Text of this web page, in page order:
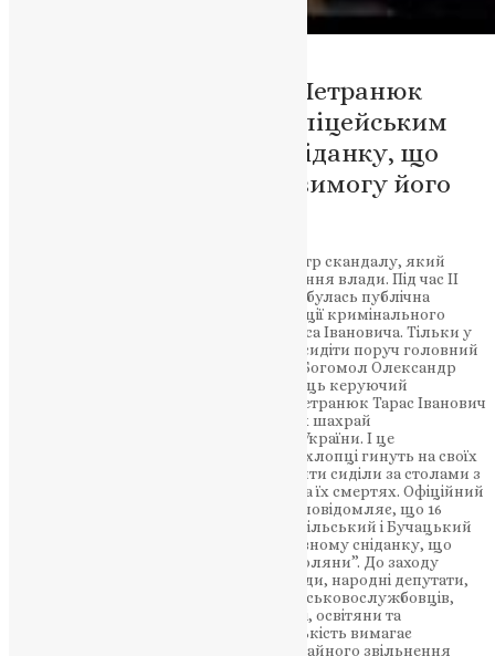
Керівник єпархії Тарас Петранюк
зібрався за столом з поліцейським
під час молитовного сніданку, що
спричинило критику і вимогу його
Західна Україна знову потрапила в центр скандалу, який
викликав гнів громадськості і засудження влади. Під час ІІ
Молитовного сніданку у Тернополі, відбулась публічна
демонстрація наглої та впевненої позиції кримінального
злодія та колаборанта Петранюка Тараса Івановича. Тільки у
нас в Україні за одним столом можуть сидіти поруч головний
поліцейський Тернопільської області Богомол Олександр
Миколайович і кримінальний злочинець керуючий
Тернопільсько-Бучацькою Єпархією Петранюк Тарас Іванович
(Тихон) відомий в кримінальних колах шахрай
обвинувачений за ст.190 ч.2 та ст.111КК України. І це
відбувається в часі війни, коли 19-річні хлопці гинуть на своїх
бойових позиціях, щоб такі мордоворити сиділи за столами з
білими скатертиночками і піарились на їх смертях. Офіційний
сайт Тернопільсько-Бучацької єпархії повідомляє, що 16
березня 2023 року, архієпископ Тернопільський і Бучацький
Тихон Петранюк взяв участь у молитовному сніданку, що
відбувся у Тернопільському ТРЦ “Подоляни”. До заходу
також долучились керівництво громади, народні депутати,
військовослужбовці, сім’ї загиблих військовослужбовців,
волонтери, державні та культурні діячі, освітяни та
громадські активісти області. Громадськість вимагає
покарання для Тараса Івановича та негайного звільнення